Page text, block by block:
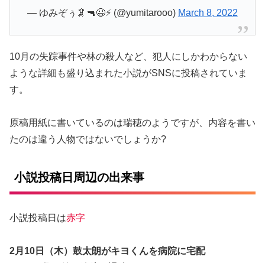
— ゆみぞぅ🦑🔫😉⚡ (@yumitarooo) March 8, 2022
10月の失踪事件や林の殺人など、犯人にしかわからない
ような詳細も盛り込まれた小説がSNSに投稿されていま
す。
原稿用紙に書いているのは瑞穂のようですが、内容を書い
たのは違う人物ではないでしょうか?
小説投稿日周辺の出来事
小説投稿日は赤字
2月10日（木）鼓太朗がキヨくんを病院に宅配